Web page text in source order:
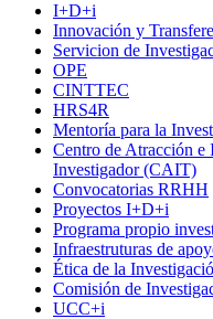
I+D+i
Innovación y
Servicion de
OPE
CINTTEC
HRS4R
Mentoría para la
Centro de Atracción e
Investigador (CAIT)
Convocatorias RRHH
Proyectos I+D+i
Programa propio
Infraestruturas de
Ética de la
Comisión de
UCC+i